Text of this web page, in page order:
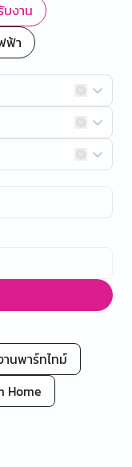
งาน
ฟ้า
านพาร์ทไทม์
Home